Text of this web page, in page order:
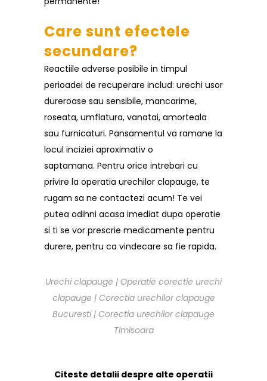
Care sunt efectele
secundare?
Reactiile adverse posibile in timpul
perioadei de recuperare includ: urechi usor
dureroase sau sensibile, mancarime,
roseata, umflatura, vanatai, amorteala
sau furnicaturi. Pansamentul va ramane la
locul inciziei aproximativ o
saptamana. Pentru orice intrebari cu
privire la operatia urechilor clapauge, te
rugam sa ne contactezi acum! Te vei
putea odihni acasa imediat dupa operatie
si ti se vor prescrie medicamente pentru
durere, pentru ca vindecare sa fie rapida.
Urechi clapauge | Operatie corectie urechi
clapauge | Corectia urechilor clapauge
Bucuresti | Corectia urechilor clapauge
Timisoara
Citeste detalii despre alte operatii